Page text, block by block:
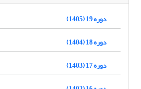
دوره 19 (1405)
دوره 18 (1404)
دوره 17 (1403)